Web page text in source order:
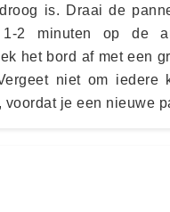
is. Draai de
1-2 minuten op de
het bord af met een
niet om iedere
je een nieuwe